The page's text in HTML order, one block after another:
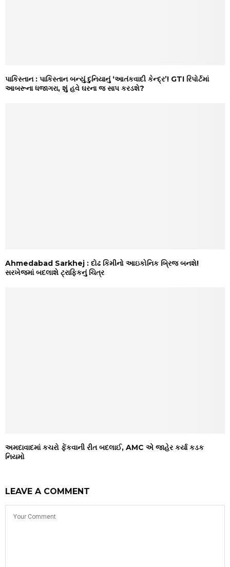
પાકિસ્તાન : પાકિસ્તાન બન્યું દુનિયાનું ‘આતંકવાદી કેન્દ્ર’! GTI રિપોર્ટમાં
આબરૂના ધજાગરા, શું હવે ઘરના જ સાપ કરડશે?
Ahmedabad Sarkhej : દોઢ કિમીનો આઇકોનિક બ્રિજ બનશે!
સરખેજમાં બદલાશે ટ્રાફિકનું ચિત્ર
અમદાવાદમાં કચરો ફેંકવાની રીત બદલાઈ, AMC એ જાહેર કર્યા કડક
નિયમો
LEAVE A COMMENT